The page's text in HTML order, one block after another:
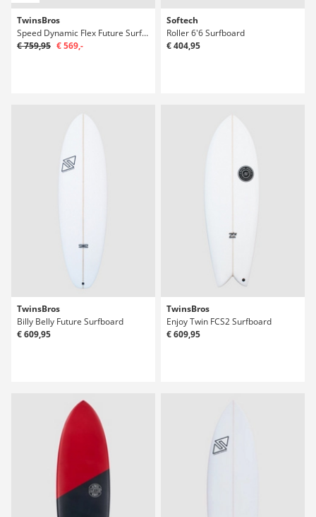
TwinsBros
Speed Dynamic Flex Future Surfboard
€ 759,95 € 569,-
Softech
Roller 6'6 Surfboard
€ 404,95
TwinsBros
Billy Belly Future Surfboard
€ 609,95
TwinsBros
Enjoy Twin FCS2 Surfboard
€ 609,95